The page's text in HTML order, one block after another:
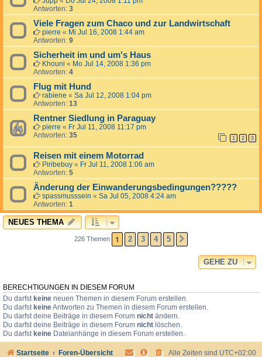
Antworten: 3
Viele Fragen zum Chaco und zur Landwirtschaft
pierre « Mi Jul 16, 2008 1:44 am
Antworten: 9
Sicherheit im und um's Haus
Khouni « Mo Jul 14, 2008 1:36 pm
Antworten: 4
Flug mit Hund
rabiene « Sa Jul 12, 2008 1:04 pm
Antworten: 13
Rentner Siedlung in Paraguay
pierre « Fr Jul 11, 2008 11:17 pm
Antworten: 35 1 2 3
Reisen mit einem Motorrad
Piribebuy « Fr Jul 11, 2008 1:06 am
Antworten: 5
Änderung der Einwanderungsbedingungen?????
spassmusssein « Sa Jul 05, 2008 4:24 am
Antworten: 1
NEUES THEMA
226 Themen 1 2 3 4 5
GEHE ZU
BERECHTIGUNGEN IN DIESEM FORUM
Du darfst keine neuen Themen in diesem Forum erstellen.
Du darfst keineAntworten zu Themen in diesem Forum erstellen.
Du darfst deine Beiträge in diesem Forum nicht ändern.
Du darfst deine Beiträge in diesem Forum nicht löschen.
Du darfst keine Dateianhänge in diesem Forum erstellen.
Startseite Foren-Übersicht Alle Zeiten sind UTC+02:00